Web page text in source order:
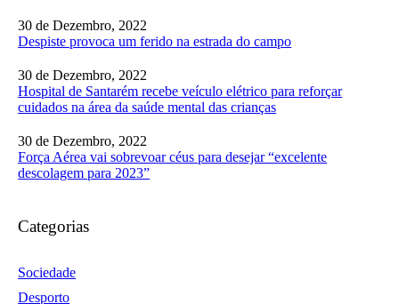
30 de Dezembro, 2022
Despiste provoca um ferido na estrada do campo
30 de Dezembro, 2022
Hospital de Santarém recebe veículo elétrico para reforçar
cuidados na área da saúde mental das crianças
30 de Dezembro, 2022
Força Aérea vai sobrevoar céus para desejar “excelente
descolagem para 2023”
Categorias
Sociedade
Desporto